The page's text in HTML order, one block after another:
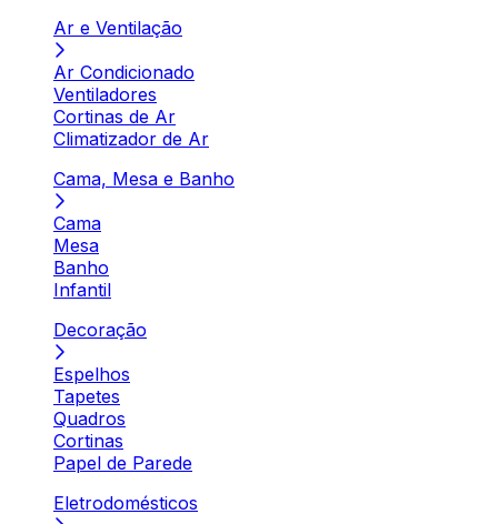
Ar e Ventilação
Ar Condicionado
Ventiladores
Cortinas de Ar
Climatizador de Ar
Cama, Mesa e Banho
Cama
Mesa
Banho
Infantil
Decoração
Espelhos
Tapetes
Quadros
Cortinas
Papel de Parede
Eletrodomésticos